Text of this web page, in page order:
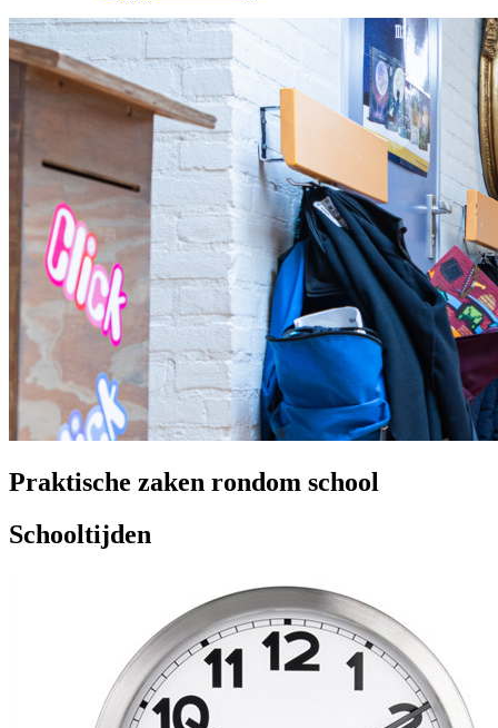
Praktische zaken rondom school
Schooltijden